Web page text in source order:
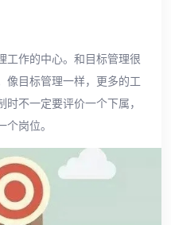
工作的中心。和目标管理很
像目标管理一样，更多的工
不一定要评价一个下属，
岗位。